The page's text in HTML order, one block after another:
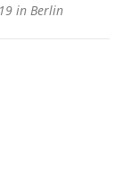
in Berlin